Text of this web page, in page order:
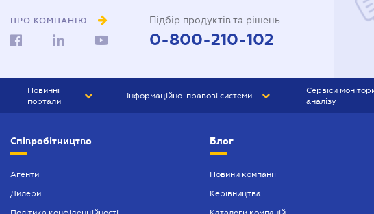
ПРО КОМПАНІЮ Підбір продуктів та рішень
0-800-210-102
Новинні
портали
БІЗНЕС
Інформаційно-правові системи
БУХГАЛТЕР ПРОФ
Сервіси
аналізу
Співробітництво
Агенти
Дилери
Блог
Новини компанії
Керівництва